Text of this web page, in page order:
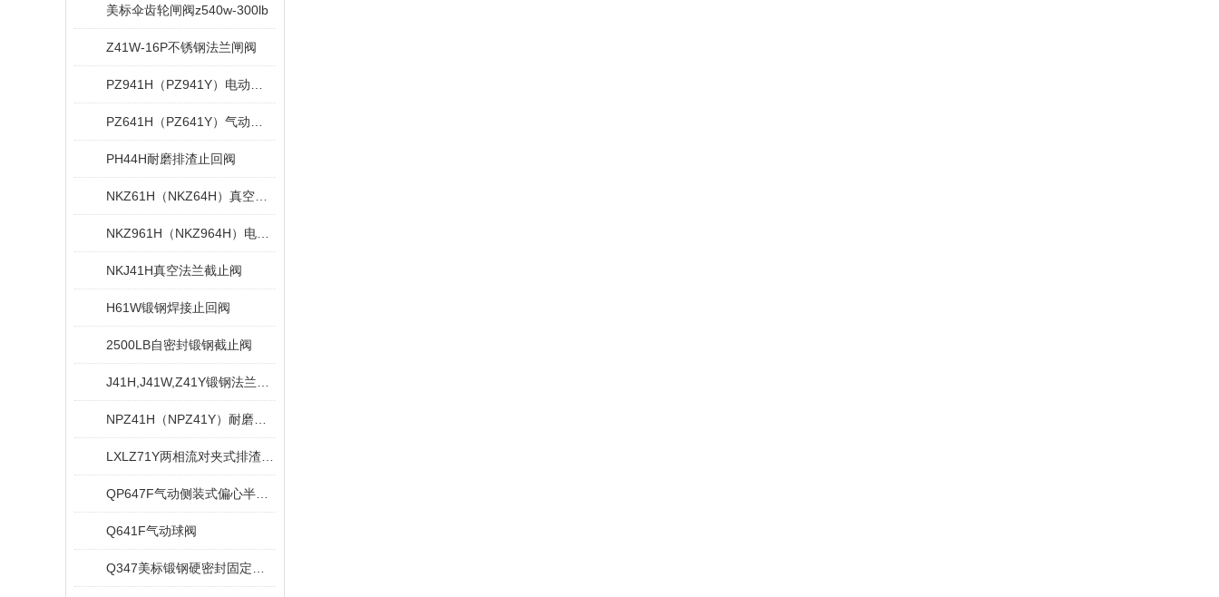
美标伞齿轮闸阀z540w-300lb
Z41W-16P不锈钢法兰闸阀
PH44H耐磨排渣止回阀
NKJ41H真空法兰截止阀
H61W锻钢焊接止回阀
2500LB自密封锻钢截止阀
Q641F气动球阀